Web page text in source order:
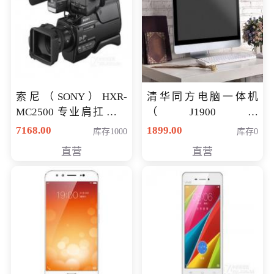
索尼（SONY）HXR-
MC2500 专业肩扛式存
储卡全高清摄录一体机
清入门级摄像机
7168.00 库存1000
直营
清华同方电脑一体机
（J1900四
核/4G/120G0.8CM厚度
1899.00 库存0
直营